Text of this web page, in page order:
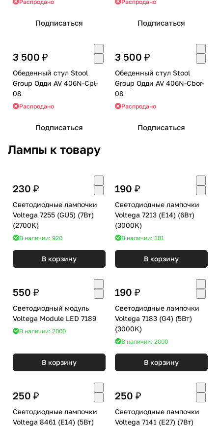
Распродано
Подписаться
Распродано
Подписаться
3 500 ₽
Обеденный стул Stool
Group Одди AV 406N-Cpl-
08
Распродано
Подписаться
3 500 ₽
Обеденный стул Stool
Group Одди AV 406N-Cbor-
08
Распродано
Подписаться
Лампы к товару
230 ₽
Светодиодные лампочки
Voltega 7255 (GU5) (7Вт)
(2700K)
В наличии: 920
В корзину
190 ₽
Светодиодные лампочки
Voltega 7213 (E14) (6Вт)
(3000K)
В наличии: 381
В корзину
550 ₽
Светодиодный модуль
Voltega Module LED 7189
В наличии: 2000
В корзину
190 ₽
Светодиодные лампочки
Voltega 7183 (G4) (5Вт)
(3000K)
В наличии: 2000
В корзину
250 ₽
Светодиодные лампочки
Voltega 8461 (E14) (5Вт)
250 ₽
Светодиодные лампочки
Voltega 7141 (E27) (7Вт)